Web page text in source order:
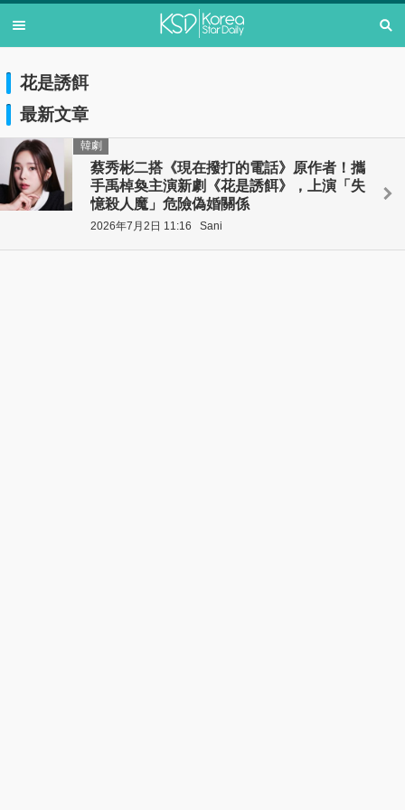
花是誘餌
最新文章
蔡秀彬二搭《現在撥打的電話》原作者！攜
手禹棹奐主演新劇《花是誘餌》，上演「失
憶殺人魔」危險偽婚關係
韓劇
2026年7月2日 11:16 Sani